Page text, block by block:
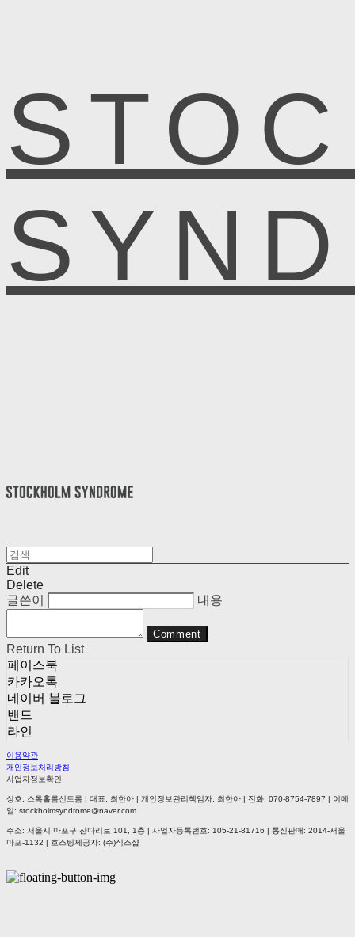
Edit
Delete
글쓴이
내용
Comment
Return To List
페이스북
카카오톡
네이버 블로그
밴드
라인
이용약관
개인정보처리방침
사업자정보확인
상호: 스톡홀름신드롬 | 대표: 최한아 | 개인정보관리책임자: 최한아 | 전화: 070-8754-7897 | 이메
일: stockholmsyndrome@naver.com
주소: 서울시 마포구 잔다리로 101, 1층 | 사업자등록번호: 105-21-81716 | 통신판매: 2014-서울
마포-1132 | 호스팅제공자: (주)식스샵